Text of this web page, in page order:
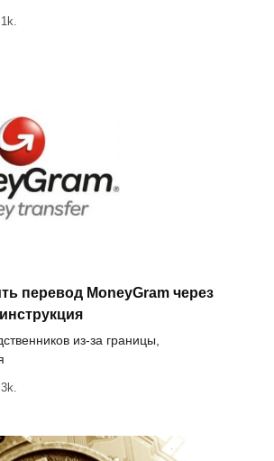
перевод MoneyGram через
из-за границы,